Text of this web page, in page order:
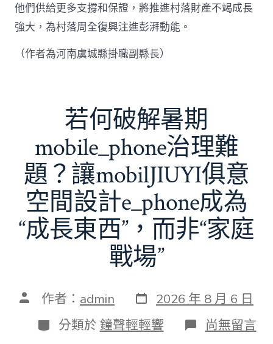
他們供給更多支撐和保證，將推進村落財產不竭成長
強大，為村落周全復興注進彭湃動能。
（作者為河南虞城縣掛職副縣長）
若何破解暑期
mobile_phone治理難
題？讓mobilJIUYI俱意
空間設計e_phone成為
“成長東西”，而非“家庭
戰場”
文 作者： admin 發
表
日
期
2026 年 8 月 6 日
分
類
分類於 鐘聲輕輕響 在
〈若
尚無留言